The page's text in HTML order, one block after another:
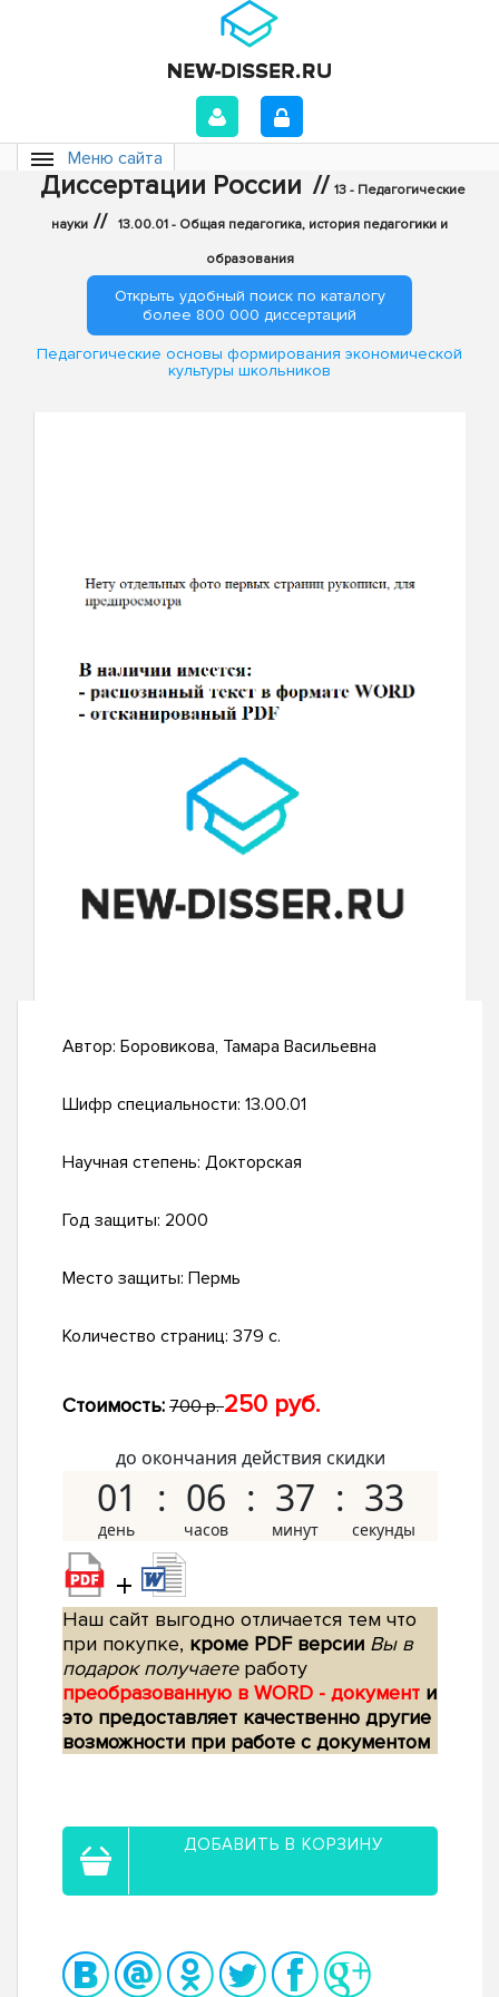
Меню сайта
Диссертации России // 13 - Педагогические
науки // 13.00.01 - Общая педагогика, история педагогики и
образования
Открыть удобный поиск по каталогу
более 800 000 диссертаций
Педагогические основы формирования экономической
культуры школьников
Автор: Боровикова, Тамара Васильевна
Шифр специальности: 13.00.01
Научная степень: Докторская
Год защиты: 2000
Место защиты: Пермь
Количество страниц: 379 с.
Стоимость: 700 р.250 руб.
до окончания действия скидки
01 06 37 32
+
Наш сайт выгодно отличается тем что
при покупке, кроме PDF версии Вы в
подарок получаетеработу
преобразованную в WORD - документ и
это предоставляет качественно другие
возможности при работе с документом
ДОБАВИТЬ В КОРЗИНУ